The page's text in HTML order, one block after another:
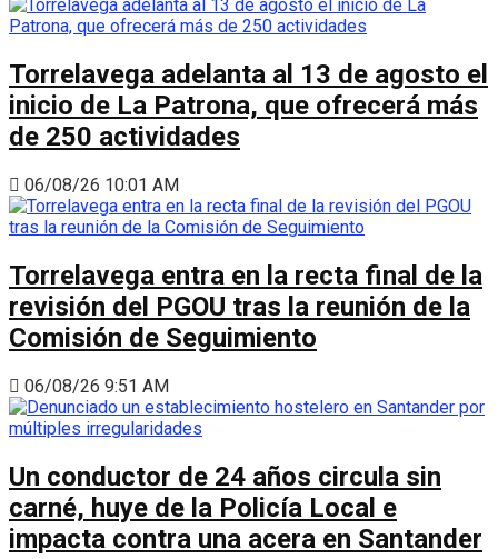
Torrelavega adelanta al 13 de agosto el
inicio de La Patrona, que ofrecerá más
de 250 actividades
06/08/26 10:01 AM
Torrelavega entra en la recta final de la
revisión del PGOU tras la reunión de la
Comisión de Seguimiento
06/08/26 9:51 AM
Un conductor de 24 años circula sin
carné, huye de la Policía Local e
impacta contra una acera en Santander